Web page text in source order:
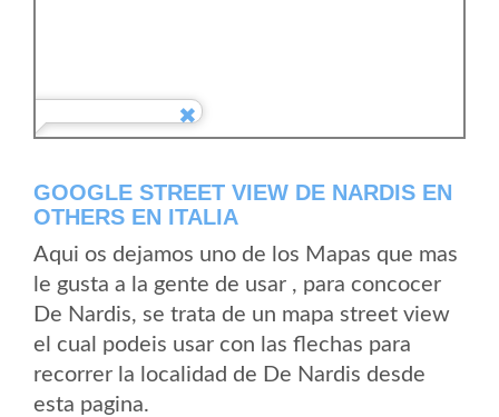
GOOGLE STREET VIEW DE NARDIS EN
OTHERS EN ITALIA
Aqui os dejamos uno de los Mapas que mas
le gusta a la gente de usar , para concocer
De Nardis, se trata de un mapa street view
el cual podeis usar con las flechas para
recorrer la localidad de De Nardis desde
esta pagina.